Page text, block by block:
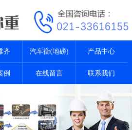
齐 汽车衡(地磅) 产品中心
例 在线留言 联系我们